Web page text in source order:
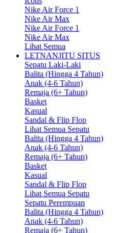
Nike Air Force 1
Nike Air Max
Nike Air Force 1
Nike Air Max
Lihat Semua
LETNANJITU SITUS
Sepatu Laki-Laki
Balita (Hingga 4 Tahun)
Anak (4-6 Tahun)
Remaja (6+ Tahun)
Basket
Kasual
Sandal & Flip Flop
Lihat Semua Sepatu
Balita (Hingga 4 Tahun)
Anak (4-6 Tahun)
Remaja (6+ Tahun)
Basket
Kasual
Sandal & Flip Flop
Lihat Semua Sepatu
Sepatu Perempuan
Balita (Hingga 4 Tahun)
Anak (4-6 Tahun)
Remaja (6+ Tahun)